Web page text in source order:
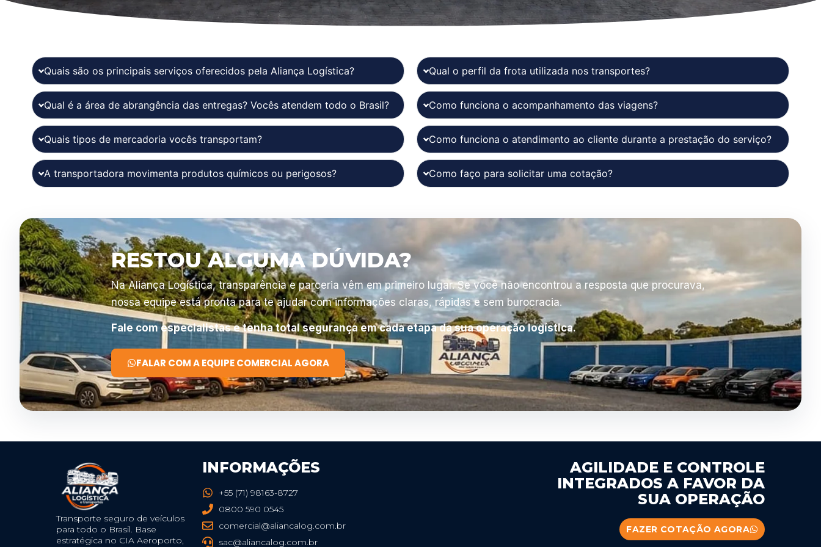
Quais são os principais serviços oferecidos pela Aliança Logística?
Qual é a área de abrangência das entregas? Vocês atendem todo o Brasil?
Quais tipos de mercadoria vocês transportam?
A transportadora movimenta produtos químicos ou perigosos?
Qual o perfil da frota utilizada nos transportes?
Como funciona o acompanhamento das viagens?
Como funciona o atendimento ao cliente durante a prestação do serviço?
Como faço para solicitar uma cotação?
RESTOU ALGUMA DÚVIDA?
Na Aliança Logística, transparência e parceria vêm em primeiro lugar. Se você não encontrou a resposta que procurava,
nossa equipe está pronta para te ajudar com informações claras, rápidas e sem burocracia.
Fale com especialistas e tenha total segurança em cada etapa da sua operação logística.
FALAR COM A EQUIPE COMERCIAL AGORA
Transporte seguro de veículos
para todo o Brasil. Base
estratégica no CIA Aeroporto,
INFORMAÇÕES
+55 (71) 98163-8727
0800 590 0545
comercial@aliancalog.com.br
sac@aliancalog.com.br
AGILIDADE E CONTROLE
INTEGRADOS A FAVOR DA
SUA OPERAÇÃO
FAZER COTAÇÃO AGORA